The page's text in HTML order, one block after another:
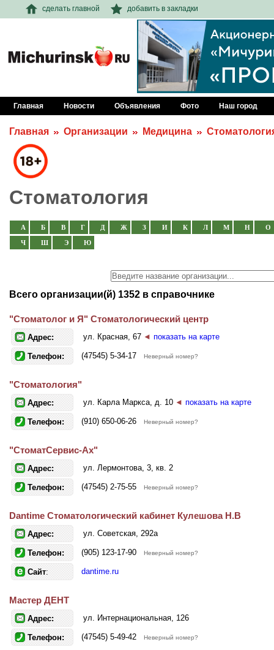
сделать главной добавить в закладки
Главная Новости Объявления Фото Наш город
Главная Организации Медицина
Стоматология
А Б В Г Д Ж З И К Л М Н О
Ч Ш Э Ю
Всего организации(й) 1352 в справочнике
"Стоматолог и Я" Стоматологический центр
Адрес: ул. Красная, 67 ◄ показать на карте
Телефон: (47545) 5-34-17 Неверный номер?
"Стоматология"
Адрес: ул. Карла Маркса, д. 10 ◄ показать на карте
Телефон: (910) 650-06-26 Неверный номер?
"СтоматСервис-Ах"
Адрес: ул. Лермонтова, 3, кв. 2
Телефон: (47545) 2-75-55 Неверный номер?
Dantime Стоматологический кабинет Кулешова Н.В
Адрес: ул. Советская, 292а
Телефон: (905) 123-17-90 Неверный номер?
Сайт: dantime.ru
Мастер ДЕНТ
Адрес: ул. Интернациональная, 126
Телефон: (47545) 5-49-42 Неверный номер?